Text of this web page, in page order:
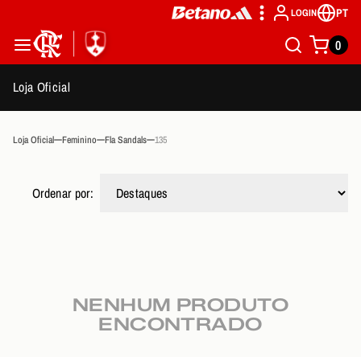
LOGIN PT
0
Loja Oficial
Loja Oficial Feminino Fla Sandals 135
Ordenar por:
NENHUM PRODUTO
ENCONTRADO